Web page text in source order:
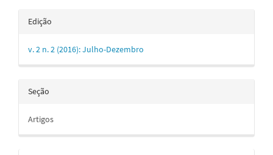
Edição
v. 2 n. 2 (2016): Julho-Dezembro
Seção
Artigos